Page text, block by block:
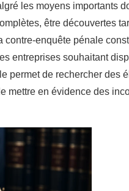
les moyens importants
être découvertes
enquête pénale
entreprises souhaitant
permet de rechercher des
mettre en évidence des